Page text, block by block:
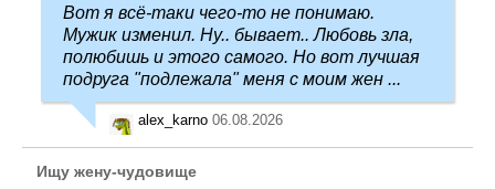
Вот я всё-таки чего-то не понимаю.
Мужик изменил. Ну.. бывает.. Любовь зла,
полюбишь и этого самого. Но вот лучшая
подруга "подлежала" меня с моим жен ...
alex_karno 06.08.2026
Ищу жену-чудовище